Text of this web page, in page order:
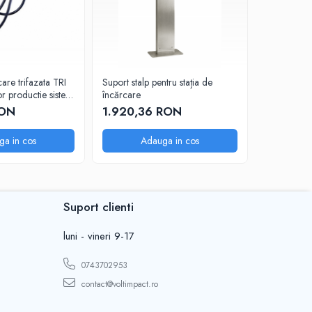
staţii de încărcare LEKTRI.CO TRI Type 2:
trifazata TRI
productie sistem
in cos
Suport stalp pentru stația de
încărcare
1.920,36 RON
Adauga in cos
Suport clienti
luni - vineri 9-17
0743702953
contact@voltimpact.ro